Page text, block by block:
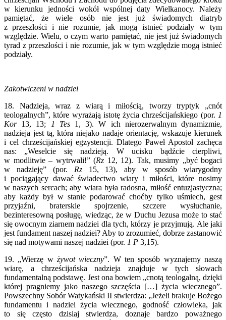
w kierunku jedności wokół wspólnej daty Wielkanocy. Należy
pamiętać, że wiele osób nie jest już świadomych diatryb
z przeszłości i nie rozumie, jak mogą istnieć podziały w tym
względzie. Wielu, o czym warto pamiętać, nie jest już świadomych
tyrad z przeszłości i nie rozumie, jak w tym względzie mogą istnieć
podziały.
Zakotwiczeni w nadziei
18. Nadzieja, wraz z wiarą i miłością, tworzy tryptyk „cnót
teologalnych”, które wyrażają istotę życia chrześcijańskiego (por. 1
Kor 13, 13; 1 Tes1, 3). W ich nierozerwalnym dynamizmie,
nadzieja jest tą, która niejako nadaje orientację, wskazuje kierunek
i cel chrześcijańskiej egzystencji. Dlatego Paweł Apostoł zachęca
nas: „Weselcie się nadzieją. W ucisku bądźcie cierpliwi,
w modlitwie – wytrwali!” (Rz 12, 12). Tak, musimy „być bogaci
w nadzieję” (por. Rz15, 13), aby w sposób wiarygodny
i pociągający dawać świadectwo wiary i miłości, które nosimy
w naszych sercach; aby wiara była radosna, miłość entuzjastyczna;
aby każdy był w stanie podarować choćby tylko uśmiech, gest
przyjaźni, braterskie spojrzenie, szczere wysłuchanie,
bezinteresowną posługę, wiedząc, że w Duchu Jezusa może to stać
się owocnym ziarnem nadziei dla tych, którzy je przyjmują. Ale jaki
jest fundament naszej nadziei? Aby to zrozumieć, dobrze zastanowić
się nad motywami naszej nadziei (por. 1 P 3,15).
19. „Wierzę w żywot wieczny”. W ten sposób wyznajemy naszą
wiarę, a chrześcijańska nadzieja znajduje w tych słowach
fundamentalną podstawę. Jest ona bowiem „cnotą teologalną, dzięki
której pragniemy jako naszego szczęścia […] życia wiecznego”.
Powszechny Sobór Watykański II stwierdza: „Jeżeli brakuje Bożego
fundamentu i nadziei życia wiecznego, godność człowieka, jak
to się często dzisiaj stwierdza, doznaje bardzo poważnego